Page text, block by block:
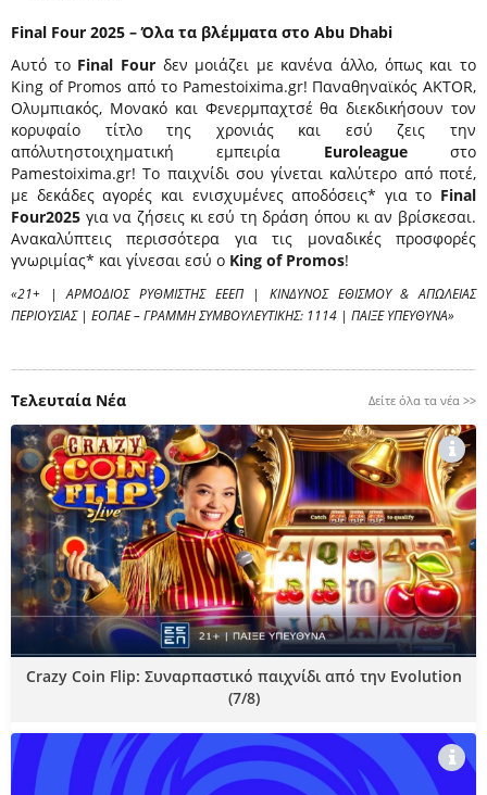
Final Four 2025 – Όλα τα βλέμματα στο Abu Dhabi
Αυτό το Final Fourδεν μοιάζει με κανένα άλλο, όπως και το
King of Promos από το Pamestoixima.gr! Παναθηναϊκός AKTOR,
Ολυμπιακός, Μονακό και Φενερμπαχτσέ θα διεκδικήσουν τον
κορυφαίο τίτλο της χρονιάς και εσύ ζεις την
απόλυτηστοιχηματική εμπειρία Euroleagueστο
Pamestoixima.gr! Το παιχνίδι σου γίνεται καλύτερο από ποτέ,
με δεκάδες αγορές και ενισχυμένες αποδόσεις* για το Final
Four2025 για να ζήσεις κι εσύ τη δράση όπου κι αν βρίσκεσαι.
Ανακαλύπτεις περισσότερα για τις μοναδικές προσφορές
γνωριμίας* και γίνεσαι εσύ ο King of Promos!
«21+ | ΑΡΜΟΔΙΟΣ ΡΥΘΜΙΣΤΗΣ ΕΕΕΠ | ΚΙΝΔΥΝΟΣ ΕΘΙΣΜΟΥ & ΑΠΩΛΕΙΑΣ
ΠΕΡΙΟΥΣΙΑΣ | ΕΟΠΑΕ – ΓΡΑΜΜΗ ΣΥΜΒΟΥΛΕΥΤΙΚΗΣ: 1114 | ΠΑΙΞΕ ΥΠΕΥΘΥΝΑ»
Τελευταία Νέα Δείτε όλα τα νέα >>
Crazy Coin Flip: Συναρπαστικό παιχνίδι από την Evolution
(7/8)